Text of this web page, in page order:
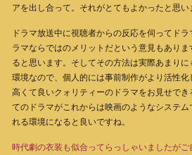
アを出し合って。それがとてもよかったと思い
ドラマ放送中に視聴者からの反応を伺ってド
ラマならではのメリットだという意見もあり
ると思います。そしてその方法は実際あまり
環境なので、個人的には事前制作がより活性
高くて良いクォリティーのドラマをお見せで
てのドラマがこれからは映画のようなシステ
れる環境になると良いですね。
時代劇の衣装も似合ってらっしゃいましたがご